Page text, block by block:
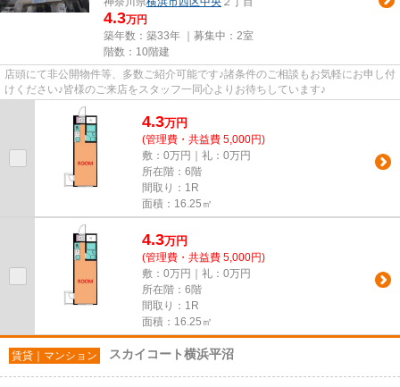
4.3万円
築年数：築33年 ｜募集中： 2室
階数：10階建
店頭にて非公開物件等、多数ご紹介可能です♪諸条件のご相談もお気軽にお申し付
けください♪皆様のご来店をスタッフ一同心よりお待ちしています♪
4.3万円
(管理費・共益費 5,000円)
敷：0万円｜礼：0万円
所在階：6階
間取り：1R
面積：16.25㎡
4.3万円
(管理費・共益費 5,000円)
敷：0万円｜礼：0万円
所在階：6階
間取り：1R
面積：16.25㎡
賃貸｜マンション スカイコート横浜平沼